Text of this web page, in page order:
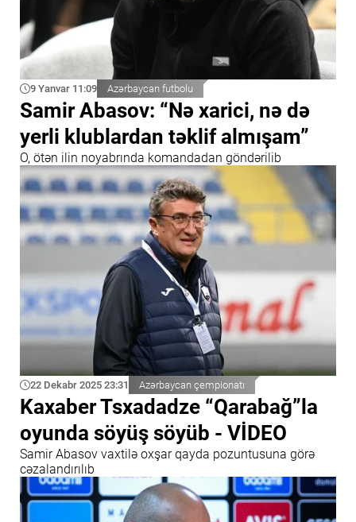
9 Yanvar 11:09 Azərbaycan futbolu
Samir Abasov: “Nə xarici, nə də
yerli klublardan təklif almışam”
O, ötən ilin noyabrında komandadan göndərilib
22 Dekabr 2025 23:31 Azərbaycan çempionatı
Kaxaber Tsxadadze “Qarabağ”la
oyunda söyüş söyüb - VİDEO
Samir Abasov vaxtilə oxşar qayda pozuntusuna görə
cəzalandırılıb